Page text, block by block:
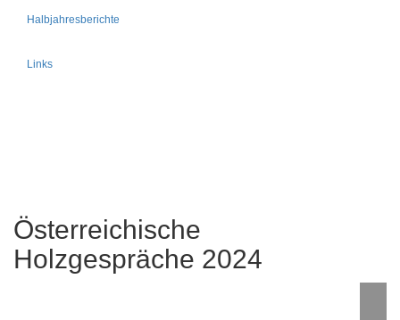
Halbjahresberichte
Links
Österreichische
Holzgespräche 2024